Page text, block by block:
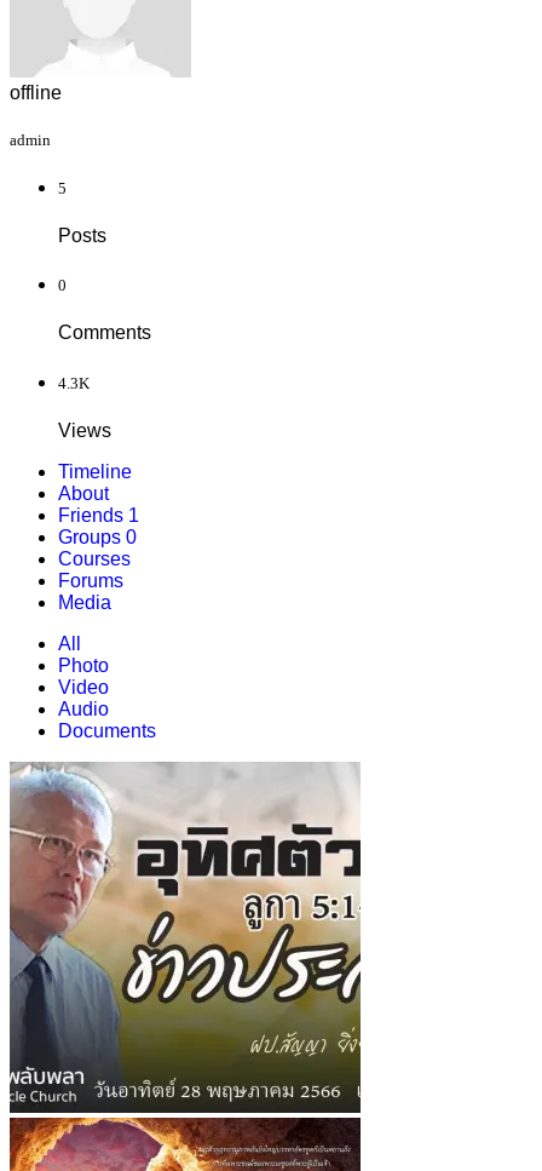
offline
admin
5
Posts
0
Comments
4.3K
Views
Timeline
About
Friends 1
Groups 0
Courses
Forums
Media
All
Photo
Video
Audio
Documents